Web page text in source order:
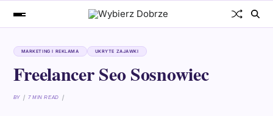
MARKETING I REKLAMA UKRYTE ZAJAWKI
Freelancer Seo Sosnowiec
BY 7 MIN READ